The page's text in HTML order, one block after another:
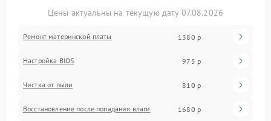
Цены актуальны на текущую дату 07.08.2026
Ремонт материнской платы 1380 р
Настройка BIOS 975 р
Чистка от пыли 810 р
Восстановление после попадания влаги 1680 р